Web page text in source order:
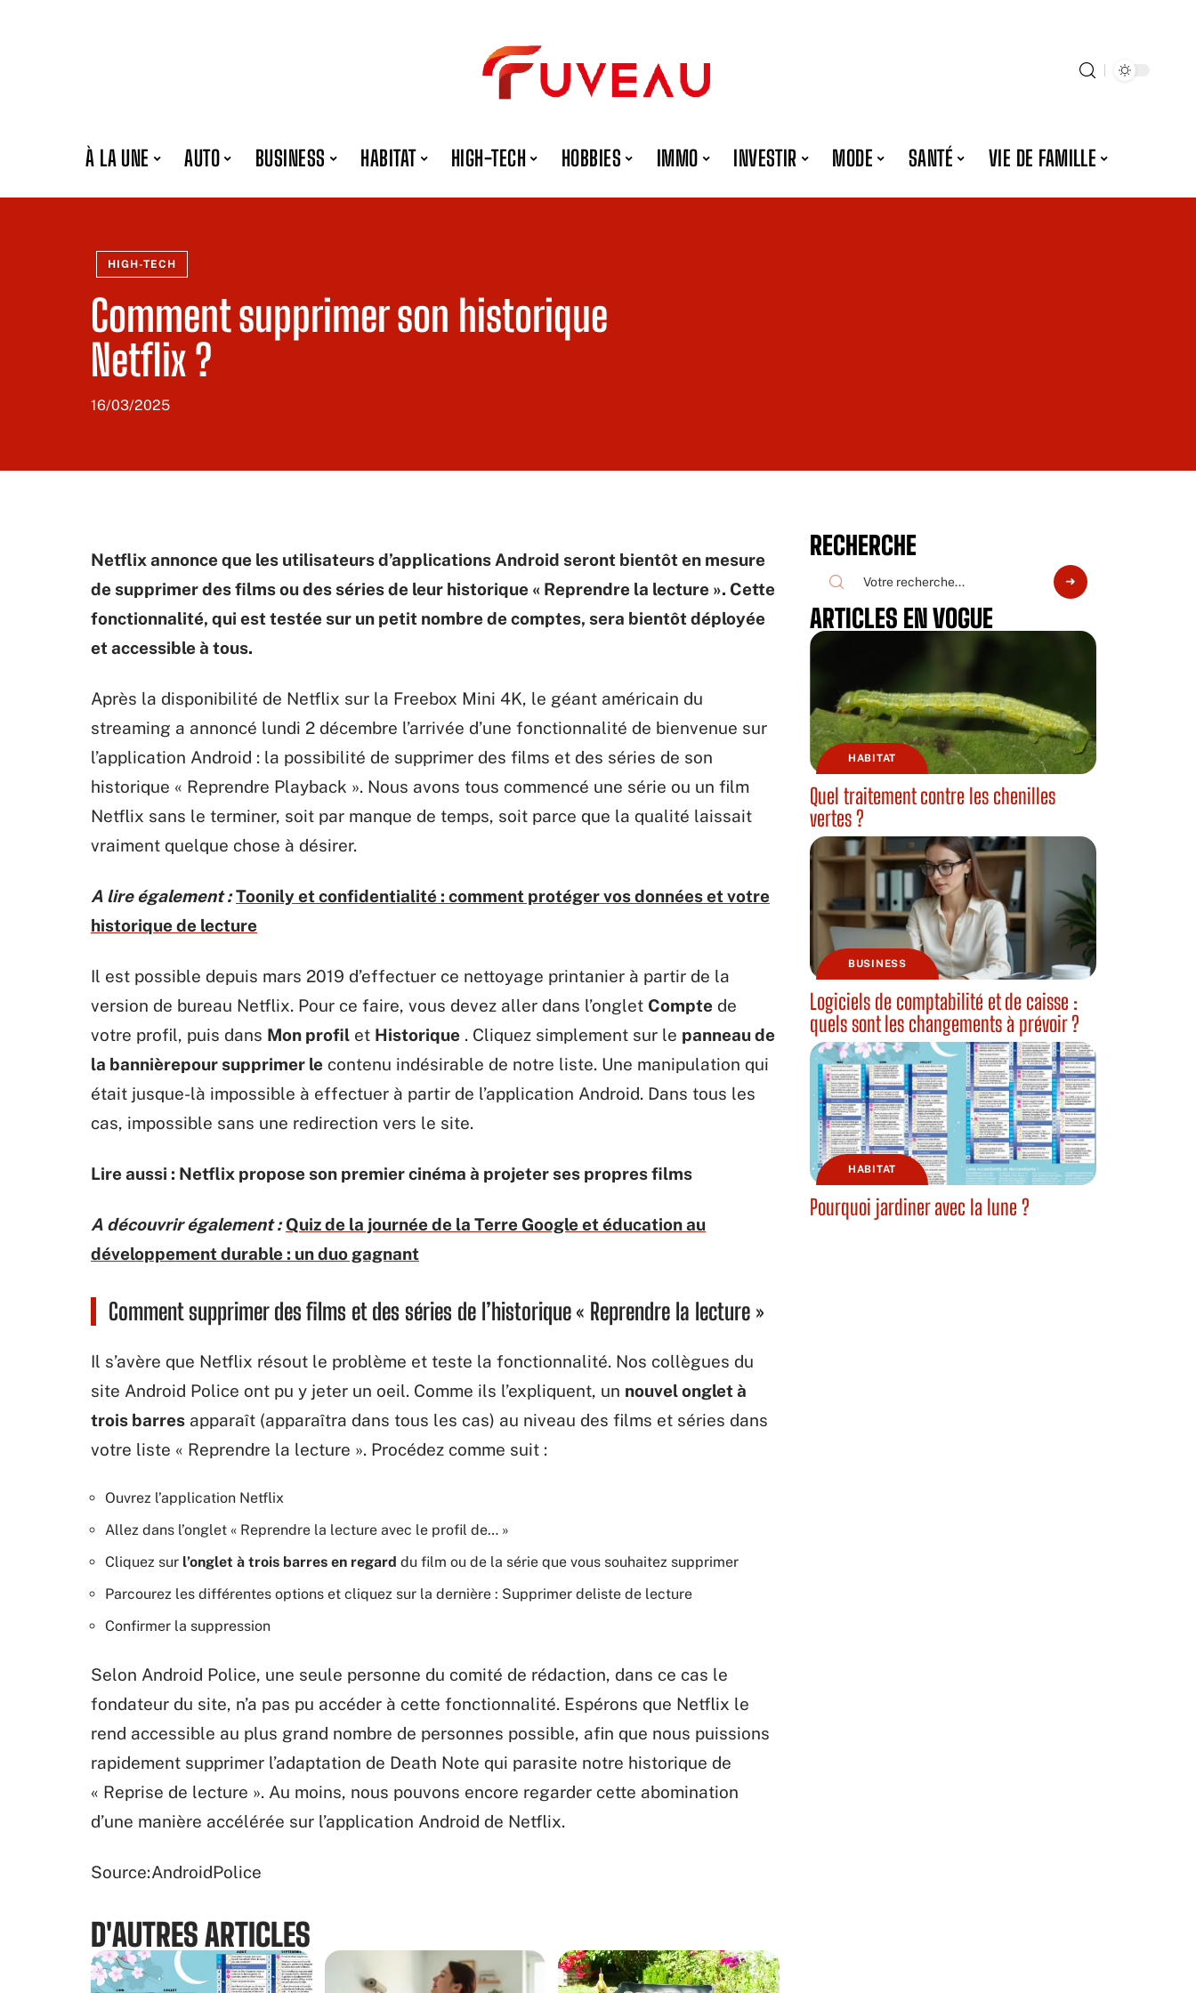
À LA UNE AUTO BUSINESS HABITAT HIGH-TECH HOBBIES IMMO INVESTIR MODE SANTÉ VIE DE FAMILLE
HIGH-TECH
Comment supprimer son historique
Netflix ?
16/03/2025
Netflix annonce que les utilisateurs d’applications Android seront bientôt en mesure
de supprimer des films ou des séries de leur historique « Reprendre la lecture ». Cette
fonctionnalité, qui est testée sur un petit nombre de comptes, sera bientôt déployée
et accessible à tous.
Après la disponibilité de Netflix sur la Freebox Mini 4K, le géant américain du
streaming a annoncé lundi 2 décembre l’arrivée d’une fonctionnalité de bienvenue sur
l’application Android : la possibilité de supprimer des films et des séries de son
historique « Reprendre Playback ». Nous avons tous commencé une série ou un film
Netflix sans le terminer, soit par manque de temps, soit parce que la qualité laissait
vraiment quelque chose à désirer.
A lire également : Toonily et confidentialité : comment protéger vos données et votre
historique de lecture
Il est possible depuis mars 2019 d’effectuer ce nettoyage printanier à partir de la
version de bureau Netflix. Pour ce faire, vous devez aller dans l’onglet Compte de
votre profil, puis dans Mon profil et Historique . Cliquez simplement sur le panneau de
la bannièrepour supprimer le contenu indésirable de notre liste. Une manipulation qui
était jusque-là impossible à effectuer à partir de l’application Android. Dans tous les
cas, impossible sans une redirection vers le site.
Lire aussi : Netflix propose son premier cinéma à projeter ses propres films
A découvrir également : Quiz de la journée de la Terre Google et éducation au
développement durable : un duo gagnant
Comment supprimer des films et des séries de l’historique « Reprendre la lecture »
Il s’avère que Netflix résout le problème et teste la fonctionnalité. Nos collègues du
site Android Police ont pu y jeter un oeil. Comme ils l’expliquent, un nouvel onglet à
trois barres apparaît (apparaîtra dans tous les cas) au niveau des films et séries dans
votre liste « Reprendre la lecture ». Procédez comme suit :
Ouvrez l’application Netflix
Allez dans l’onglet « Reprendre la lecture avec le profil de… »
Cliquez sur l’onglet à trois barres en regard du film ou de la série que vous souhaitez supprimer
Parcourez les différentes options et cliquez sur la dernière : Supprimer deliste de lecture
Confirmer la suppression
Selon Android Police, une seule personne du comité de rédaction, dans ce cas le
fondateur du site, n’a pas pu accéder à cette fonctionnalité. Espérons que Netflix le
rend accessible au plus grand nombre de personnes possible, afin que nous puissions
rapidement supprimer l’adaptation de Death Note qui parasite notre historique de
« Reprise de lecture ». Au moins, nous pouvons encore regarder cette abomination
d’une manière accélérée sur l’application Android de Netflix.
Source:AndroidPolice
D'AUTRES ARTICLES
RECHERCHE
ARTICLES EN VOGUE
HABITAT
Quel traitement contre les chenilles
vertes ?
BUSINESS
Logiciels de comptabilité et de caisse :
quels sont les changements à prévoir ?
HABITAT
Pourquoi jardiner avec la lune ?